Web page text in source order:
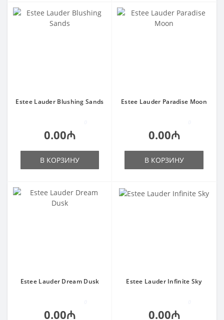
Estee Lauder Blushing Sands
0.00₼
В КОРЗИНУ
Estee Lauder Paradise Moon
0.00₼
В КОРЗИНУ
Estee Lauder Dream Dusk
0.00₼
Estee Lauder Infinite Sky
0.00₼